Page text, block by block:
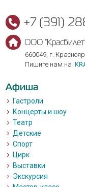
+7 (391)
ООО
660049, г.
Пишите нам на
Афиша
Гастроли
Концерты и шоу
Театр
Детские
Спорт
Цирк
Выставки
Экскурсия